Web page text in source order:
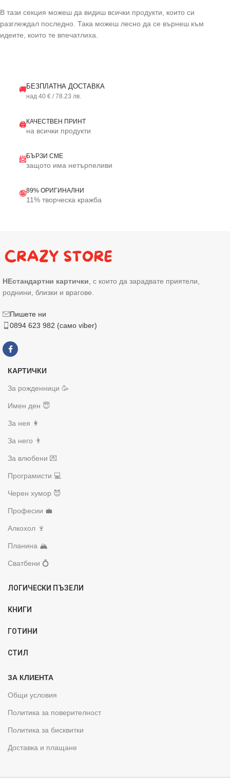
В тази секция можеш да видиш всички продукти, които си
разглеждал последно. Така можеш лесно да се върнеш към
идеите, които те впечатлиха.
🚚БЕЗПЛАТНА ДОСТАВКА
над 40 € / 78.23 лв.
🖨️КАЧЕСТВЕН ПРИНТ
на всички продукти
📨БЪРЗИ СМЕ
защото има нетърпеливи
🤪89% ОРИГИНАЛНИ
11% творческа кражба
НЕстандартни картички, с които да зарадвате приятели,
роднини, близки и врагове.
Пишете ни
0894 623 982 (само viber)
КАРТИЧКИ
За рожденници 🥳
Имен ден 😇
За нея 👩
За него 👨
За влюбени 💌
Програмисти 💻
Черен хумор 😈
Професии 💼
Алкохол 🍷
Планина 🏔️
Сватбени 💍
ЛОГИЧЕСКИ ПЪЗЕЛИ
КНИГИ
ГОТИНИ
СТИЛ
ЗА КЛИЕНТА
Общи условия
Политика за поверителност
Политика за бисквитки
Доставка и плащане